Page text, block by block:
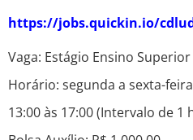
https://jobs.quickin.io/
Vaga: Estágio Ensino
Horário: segunda a sexta-
13:00 às 17:00 (Intervalo de 1